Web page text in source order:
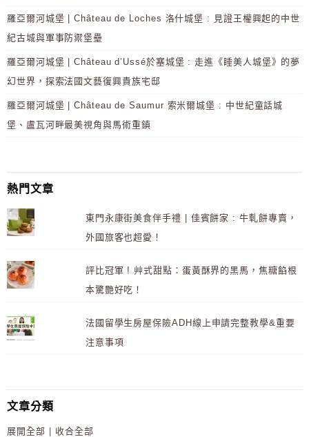
羅亞爾河城堡 | Château de Loches 洛什城堡 : 見證王權興起的中世
紀古城與軍事防禦堡壘
羅亞爾河城堡 | Château d’Ussé於塞城堡 : 走進《睡美人城堡》的夢
幻世界，探索法國文藝復興貴族宅邸
羅亞爾河城堡 | Château de Saumur 索米爾城堡 : 中世紀童話城
堡、盧瓦河畔最美視角與馬術重鎮
熱門文章
東門永康街美食伴手禮 | 佳賓餅家 : 牛軋餅專賣，
外國旅客也超愛！
評比冠軍 ! 艸式甜點：蛋黃酥界的黑馬，焦糖餡根
本驚艷好吃！
法國留學生房屋保險ADH線上申請完整教學&重要
注意事項
文章分類
展開全部 | 收合全部